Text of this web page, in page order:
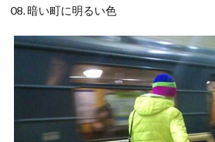
08. 暗い町に明るい色